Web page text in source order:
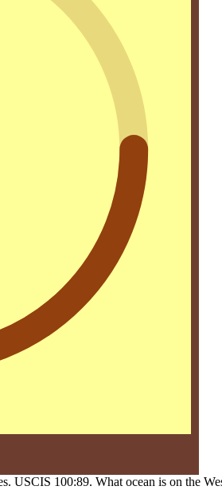
USCIS 100:89. What ocean is on the